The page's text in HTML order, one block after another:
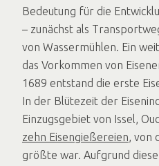
Bedeutung für die
– zunächst als
von Wassermühlen. Ein
das Vorkommen von
1689 entstand die erste
In der Blütezeit der
Einzugsgebiet von Issel,
zehn Eisengießereien, von
größte war. Aufgrund